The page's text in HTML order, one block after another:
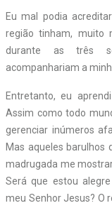
Eu mal podia
região tinham, muito
durante as três
acompanhariam a
Entretanto, eu
Assim como todo
gerenciar inúmeros
Mas aqueles barulhos
madrugada me
Será que estou
meu Senhor Jesus? O